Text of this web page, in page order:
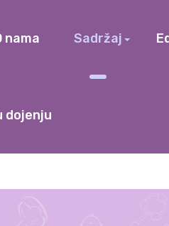
nama Sadržaj
dojenju